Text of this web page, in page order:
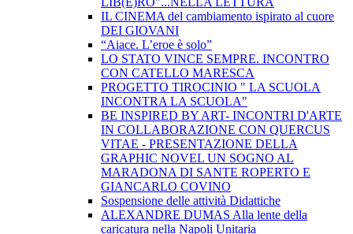
IL CINEMA del cambiamento ispirato al cuore
DEI GIOVANI
“Aiace. L’eroe è solo”
LO STATO VINCE SEMPRE. INCONTRO
CON CATELLO MARESCA
PROGETTO TIROCINIO " LA SCUOLA
INCONTRA LA SCUOLA"
BE INSPIRED BY ART- INCONTRI D'ARTE
IN COLLABORAZIONE CON QUERCUS
VITAE - PRESENTAZIONE DELLA
GRAPHIC NOVEL UN SOGNO AL
MARADONA DI SANTE ROPERTO E
GIANCARLO COVINO
Sospensione delle attività Didattiche
ALEXANDRE DUMAS Alla lente della
caricatura nella Napoli Unitaria